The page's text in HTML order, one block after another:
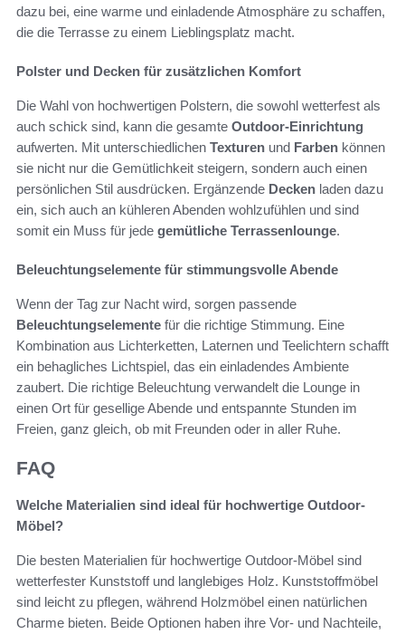
dazu bei, eine warme und einladende Atmosphäre zu schaffen,
die die Terrasse zu einem Lieblingsplatz macht.
Polster und Decken für zusätzlichen Komfort
Die Wahl von hochwertigen Polstern, die sowohl wetterfest als
auch schick sind, kann die gesamte Outdoor-Einrichtung
aufwerten. Mit unterschiedlichen Texturen und Farben können
sie nicht nur die Gemütlichkeit steigern, sondern auch einen
persönlichen Stil ausdrücken. Ergänzende Decken laden dazu
ein, sich auch an kühleren Abenden wohlzufühlen und sind
somit ein Muss für jede gemütliche Terrassenlounge.
Beleuchtungselemente für stimmungsvolle Abende
Wenn der Tag zur Nacht wird, sorgen passende
Beleuchtungselemente für die richtige Stimmung. Eine
Kombination aus Lichterketten, Laternen und Teelichtern schafft
ein behagliches Lichtspiel, das ein einladendes Ambiente
zaubert. Die richtige Beleuchtung verwandelt die Lounge in
einen Ort für gesellige Abende und entspannte Stunden im
Freien, ganz gleich, ob mit Freunden oder in aller Ruhe.
FAQ
Welche Materialien sind ideal für hochwertige Outdoor-
Möbel?
Die besten Materialien für hochwertige Outdoor-Möbel sind
wetterfester Kunststoff und langlebiges Holz. Kunststoffmöbel
sind leicht zu pflegen, während Holzmöbel einen natürlichen
Charme bieten. Beide Optionen haben ihre Vor- und Nachteile,